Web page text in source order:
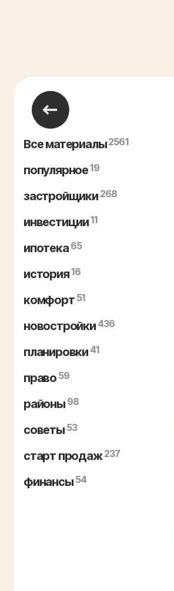
Все материалы2561
популярное19
застройщики 268
инвестиции11
ипотека 65
история16
комфорт 51
новостройки 436
планировки 41
право 59
районы 98
советы 53
старт продаж 237
финансы 54